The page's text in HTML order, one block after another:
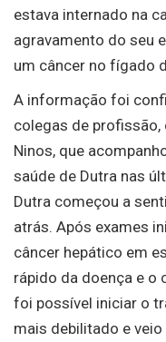
estava internado na
agravamento do seu
um câncer no fígado
A informação foi
colegas de
Ninos, que
saúde de Dutra nas
Dutra começou a
atrás. Após exames
câncer hepático em
rápido da doença e
foi possível iniciar o
mais debilitado e